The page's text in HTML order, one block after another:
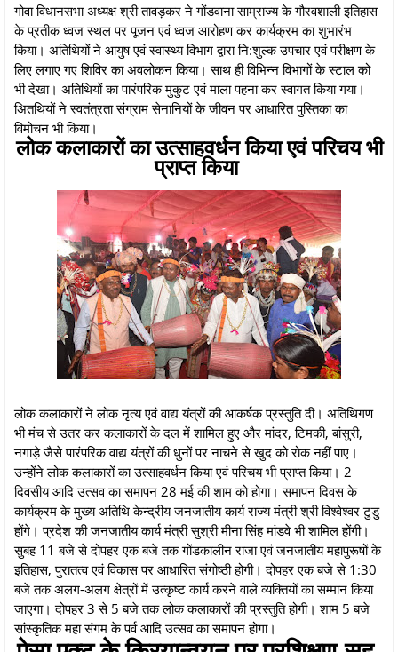
गोवा विधानसभा अध्यक्ष श्री तावड़कर ने गोंडवाना साम्राज्य के गौरवशाली इतिहास
के प्रतीक ध्वज स्थल पर पूजन एवं ध्वज आरोहण कर कार्यक्रम का शुभारंभ
किया। अतिथियों ने आयुष एवं स्वास्थ्य विभाग द्वारा नि:शुल्क उपचार एवं परीक्षण के
लिए लगाए गए शिविर का अवलोकन किया। साथ ही विभिन्न विभागों के स्टाल को
भी देखा। अतिथियों का पारंपरिक मुकुट एवं माला पहना कर स्वागत किया गया।
अितथियों ने स्वतंत्रता संग्राम सेनानियों के जीवन पर आधारित पुस्तिका का
विमोचन भी किया।
लोक कलाकारों का उत्साहवर्धन किया एवं परिचय भी
प्राप्त किया
लोक कलाकारों ने लोक नृत्य एवं वाद्य यंत्रों की आकर्षक प्रस्तुति दी। अतिथिगण
भी मंच से उतर कर कलाकारों के दल में शामिल हुए और मांदर, टिमकी, बांसुरी,
नगाड़े जैसे पारंपरिक वाद्य यंत्रों की धुनों पर नाचने से खुद को रोक नहीं पाए।
उन्होंने लोक कलाकारों का उत्साहवर्धन किया एवं परिचय भी प्राप्त किया। 2
दिवसीय आदि उत्सव का समापन 28 मई की शाम को होगा। समापन दिवस के
कार्यक्रम के मुख्य अतिथि केन्द्रीय जनजातीय कार्य राज्य मंत्री श्री विश्वेश्वर टुडु
होंगे। प्रदेश की जनजातीय कार्य मंत्री सुश्री मीना सिंह मांडवे भी शामिल होंगी।
सुबह 11 बजे से दोपहर एक बजे तक गोंडकालीन राजा एवं जनजातीय महापुरूषों के
इतिहास, पुरातत्व एवं विकास पर आधारित संगोष्ठी होगी। दोपहर एक बजे से 1:30
बजे तक अलग-अलग क्षेत्रों में उत्कृष्ट कार्य करने वाले व्यक्तियों का सम्मान किया
जाएगा। दोपहर 3 से 5 बजे तक लोक कलाकारों की प्रस्तुति होगी। शाम 5 बजे
सांस्कृतिक महा संगम के पर्व आदि उत्सव का समापन होगा।